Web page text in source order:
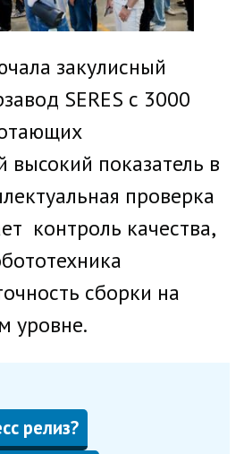
закулисный
SERES с 3000
высокий показатель в
проверка
контроль качества,
сборки на
уровне.
релиз?